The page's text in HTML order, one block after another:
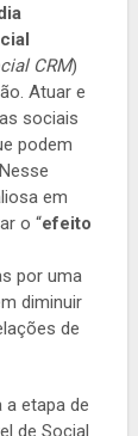
CRM)
Atuar e
sociais
podem
em
o “efeito
por uma
diminuir
de
a etapa de
de Social